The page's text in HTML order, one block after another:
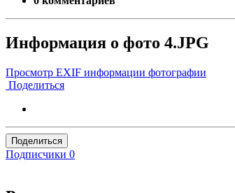
Информация о фото 4.JPG
Просмотр EXIF информации фотографии
Поделиться
Поделиться
Подписчики 0